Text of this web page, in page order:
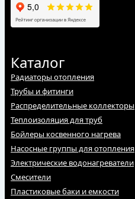
Каталог
Радиаторы отопления
Трубы и фитинги
Распределительные коллекторы
Теплоизоляция для труб
Бойлеры косвенного нагрева
Насосные группы для отопления
Электрические водонагреватели
Смесители
Пластиковые баки и емкости